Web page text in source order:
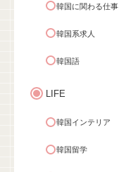
韓国に関わる仕事
韓国系求人
韓国語
LIFE
韓国インテリア
韓国留学